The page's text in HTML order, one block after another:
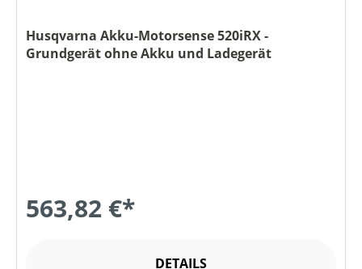
Husqvarna Akku-Motorsense 520iRX -
Grundgerät ohne Akku und Ladegerät
563,82 €*
DETAILS